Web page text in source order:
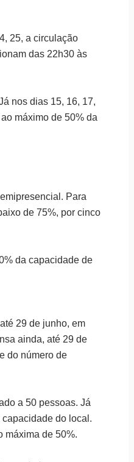
25, a circulação
das 22h30 às
nos dias 15, 16, 17,
máximo de 50% da
Para
de 75%, por cinco
da capacidade de
29 de junho, em
ainda, até 29 de
do número de
a 50 pessoas. Já
do local.
máxima de 50%.